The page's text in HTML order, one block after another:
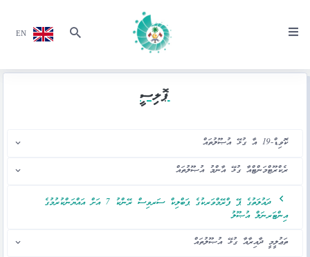
EN
ޕޮލިސީ
ކޮވިޑް-19 އާ ގުޅޭ އުޞޫލުތައް
ރެކްރޫޓްމަންޓްއާ ގުޅޭ އާންމު އުޞޫލުތައް
ދައުލަތުގެ ޕޭ ފްރޭމްވަރކުގެ ޕަބްލިކް ސަރވިސް ރޭންކު 7 އަށް އައްޔަންކުރުމުގެ
އިންޓަރނަލް އުޞޫލު
ތަޢުލީމީ ދާއިރާއާ ގުޅޭ އުޞޫލުތައް